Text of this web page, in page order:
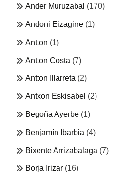
Ander Muruzabal (170)
Andoni Eizagirre (1)
Antton (1)
Antton Costa (7)
Antton Illarreta (2)
Antxon Eskisabel (2)
Begoña Ayerbe (1)
Benjamín Ibarbia (4)
Bixente Arrizabalaga (7)
Borja Irizar (16)